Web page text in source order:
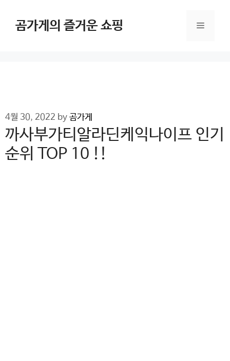
content곰가게의 즐거운 쇼핑 Menu
4월 30, 2022 by 곰가게
까사부가티알라딘케익나이프 인기
순위 TOP 10 !!